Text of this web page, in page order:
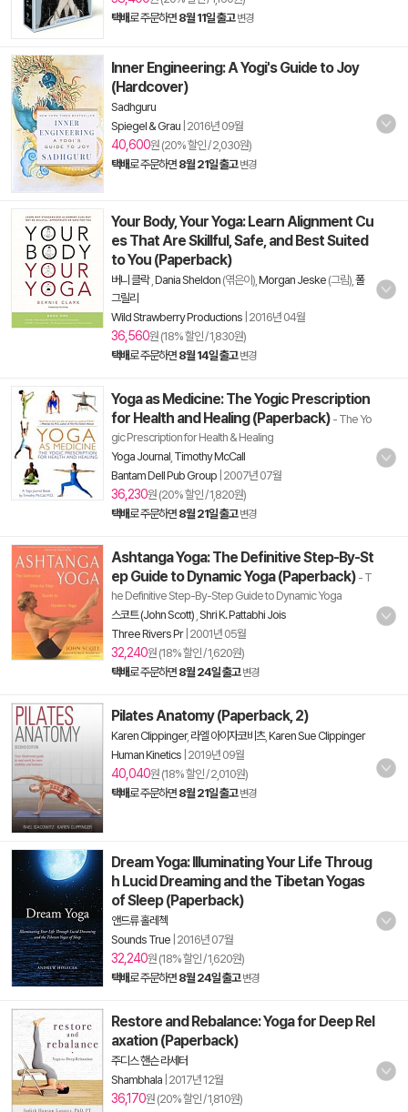
택배로 주문하면 8월 11일 출고 변경
Inner Engineering: A Yogi's Guide to Joy
(Hardcover)
Sadhguru
Spiegel & Grau 2016년 09월
40,600원 (20% 할인 / 2,030원)
택배로 주문하면 8월 21일 출고 변경
Your Body, Your Yoga: Learn Alignment Cu
es That Are Skillful, Safe, and Best Suited
to You (Paperback)
버니 클락, Dania Sheldon (엮은이), Morgan Jeske (그림), 폴
그릴리
Wild Strawberry Productions 2016년 04월
36,560원 (18% 할인 / 1,830원)
택배로 주문하면 8월 14일 출고 변경
Yoga as Medicine: The Yogic Prescription
for Health and Healing (Paperback) - The Yo
gic Prescription for Health & Healing
Yoga Journal Timothy McCall
Bantam Dell Pub Group 2007년 07월
36,230원 (20% 할인 / 1,820원)
택배로 주문하면 8월 21일 출고 변경
Ashtanga Yoga: The Definitive Step-By-St
ep Guide to Dynamic Yoga (Paperback) - T
he Definitive Step-By-Step Guide to Dynamic Yoga
스코트 (John Scott) Shri K. Pattabhi Jois
Three Rivers Pr 2001년 05월
32,240원 (18% 할인 / 1,620원)
택배로 주문하면 8월 24일 출고 변경
Pilates Anatomy (Paperback, 2)
Karen Clippinger, 라엘 아이자코비츠, Karen Sue Clippinger
Human Kinetics 2019년 09월
40,040원 (18% 할인 / 2,010원)
택배로 주문하면 8월 21일 출고 변경
Dream Yoga: Illuminating Your Life Throug
h Lucid Dreaming and the Tibetan Yogas
of Sleep (Paperback)
앤드류 홀레첵
Sounds True 2016년 07월
32,240원 (18% 할인 / 1,620원)
택배로 주문하면 8월 24일 출고 변경
Restore and Rebalance: Yoga for Deep Rel
axation (Paperback)
주디스 핸슨 라세터
Shambhala 2017년 12월
36,170원 (20% 할인 / 1,810원)